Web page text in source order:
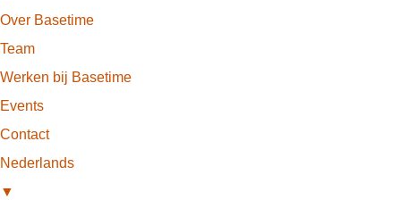
Over Basetime
Team
Werken bij Basetime
Events
Contact
Nederlands
▼